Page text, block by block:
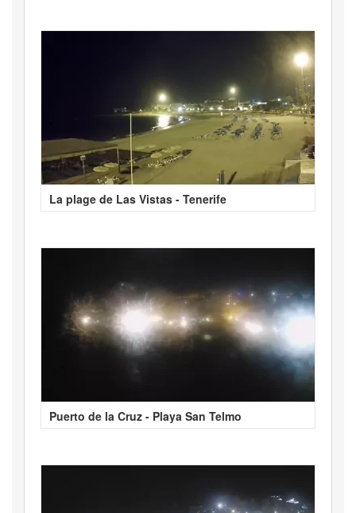
La plage de Las Vistas - Tenerife
Puerto de la Cruz - Playa San Telmo